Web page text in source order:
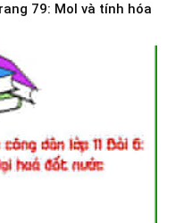
79: Mol và tính hóa